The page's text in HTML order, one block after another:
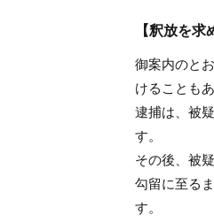
【釈放を求
御案内のと
けることも
逮捕は、被
す。
その後、被
勾留に至る
す。